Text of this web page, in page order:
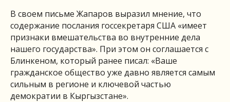
В своем письме Жапаров выразил мнение, что
содержание послания госсекретаря США «имеет
признаки вмешательства во внутренние дела
нашего государства». При этом он соглашается с
Блинкеном, который ранее писал: «Ваше
гражданское общество уже давно является самым
сильным в регионе и ключевой частью
демократии в Кыргызстане».